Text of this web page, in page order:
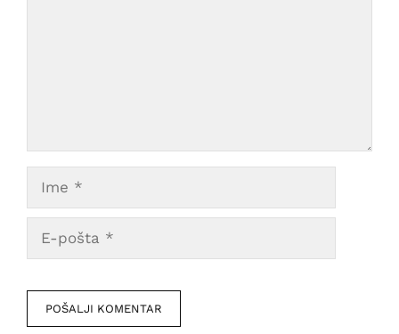
pošta
mesto